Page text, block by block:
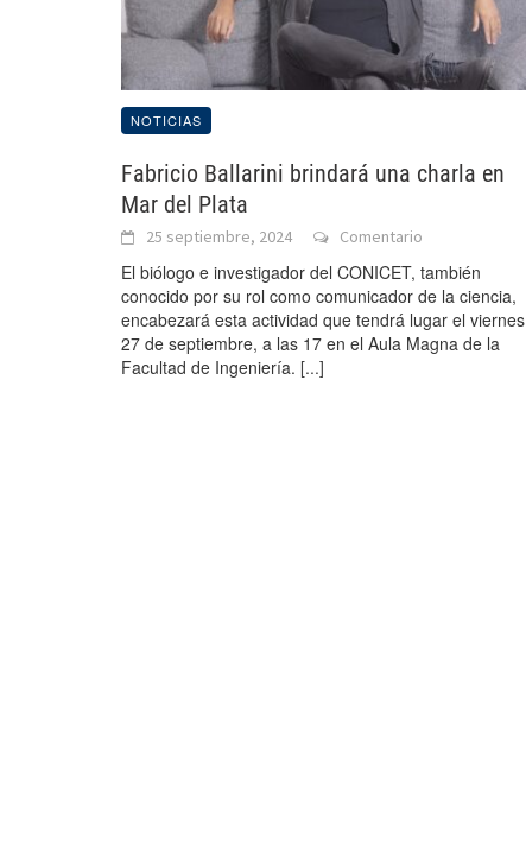
NOTICIAS
Fabricio Ballarini brindará una charla en
Mar del Plata
25 septiembre, 2024 Comentario
El biólogo e investigador del CONICET, también
conocido por su rol como comunicador de la ciencia,
encabezará esta actividad que tendrá lugar el viernes
27 de septiembre, a las 17 en el Aula Magna de la
Facultad de Ingeniería. [...]